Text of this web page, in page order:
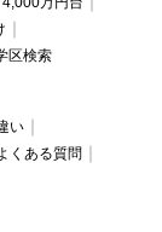
区検索
い
くある質問